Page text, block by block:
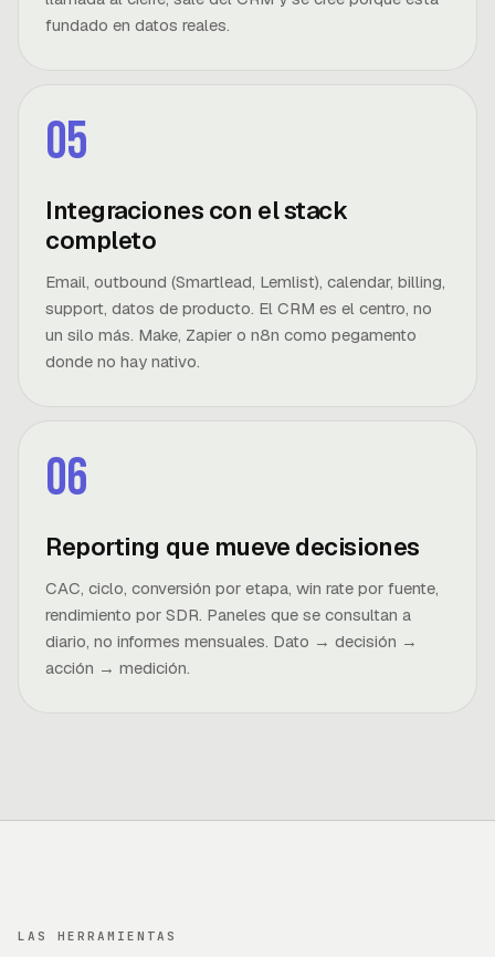
fundado en datos reales.
05
Integraciones con el stack
completo
Email, outbound (Smartlead, Lemlist), calendar, billing,
support, datos de producto. El CRM es el centro, no
un silo más. Make, Zapier o n8n como pegamento
donde no hay nativo.
06
Reporting que mueve decisiones
CAC, ciclo, conversión por etapa, win rate por fuente,
rendimiento por SDR. Paneles que se consultan a
diario, no informes mensuales. Dato → decisión →
acción → medición.
LAS HERRAMIENTAS